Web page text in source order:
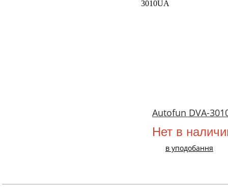
Autofun DVA-
Нет в
в уподобання